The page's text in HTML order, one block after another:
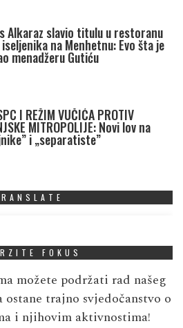
Alkaraz slavio titulu u restoranu
na Menhetnu: Evo šta je
menadžeru Gutiću
I REŽIM VUČIĆA PROTIV
MITROPOLIJE: Novi lov na
i „separatiste”
FOKUS
možete podržati rad našeg
trajno svjedočanstvo o
i njihovim aktivnostima!